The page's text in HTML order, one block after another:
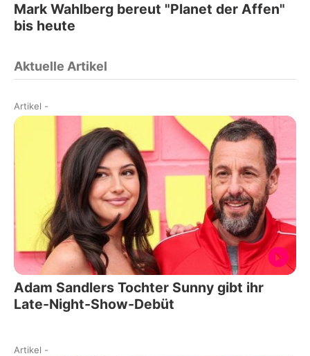
Mark Wahlberg bereut "Planet der Affen"
bis heute
Aktuelle Artikel
Artikel -
Adam Sandlers Tochter Sunny gibt ihr
Late-Night-Show-Debüt
Artikel -